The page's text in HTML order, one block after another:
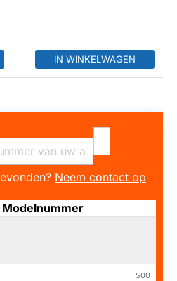
IN WINKELWAGEN
Neem contact op
Modelnummer
500